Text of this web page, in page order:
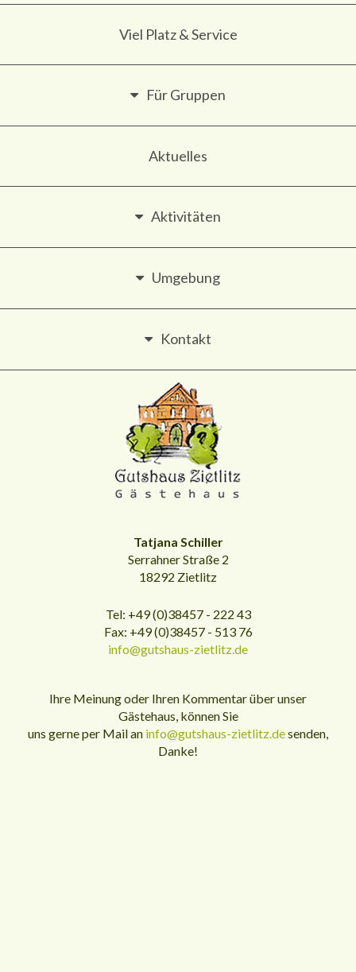
Viel Platz & Service
Für Gruppen
Aktuelles
Aktivitäten
Umgebung
Kontakt
Tatjana Schiller
Serrahner Straße 2
18292 Zietlitz
Tel: +49 (0)38457 - 222 43
Fax: +49 (0)38457 - 513 76
info@gutshaus-zietlitz.de
Ihre Meinung oder Ihren Kommentar über unser
Gästehaus, können Sie
uns gerne per Mail an info@gutshaus-zietlitz.desenden,
Danke!